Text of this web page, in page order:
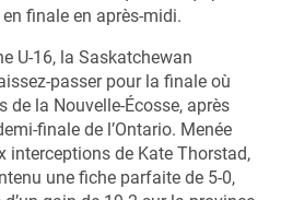
finale en après-midi.
U-16, la Saskatchewan
passer pour la finale où
de la Nouvelle-Écosse, après
finale de l’Ontario. Menée
interceptions de Kate Thorstad,
une fiche parfaite de 5-0,